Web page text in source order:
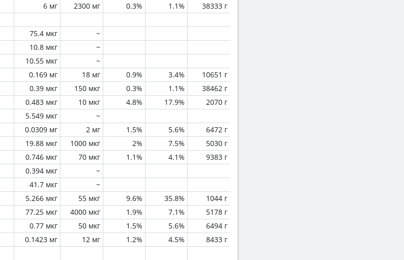
6 мг 2300 мг 0.3% 1.1% 38333 г
75.4 мкг
~
10.8 мкг
~
10.55 мкг
~
0.169 мг 18 мг 0.9% 3.4%
10651 г
0.39 мкг 150 мкг 0.3% 1.1%
38462 г
0.483 мкг 10 мкг 4.8% 17.9%
2070 г
5.549 мкг
~
0.0309 мг 2 мг 1.5% 5.6%
6472 г
19.88 мкг 1000 мкг 2% 7.5%
5030 г
0.746 мкг 70 мкг 1.1% 4.1%
9383 г
0.394 мкг
~
41.7 мкг
~
5.266 мкг 55 мкг 9.6% 35.8%
1044 г
77.25 мкг 4000 мкг 1.9% 7.1%
5178 г
0.77 мкг 50 мкг 1.5% 5.6%
6494 г
0.1423 мг 12 мг 1.2% 4.5% 8433 г